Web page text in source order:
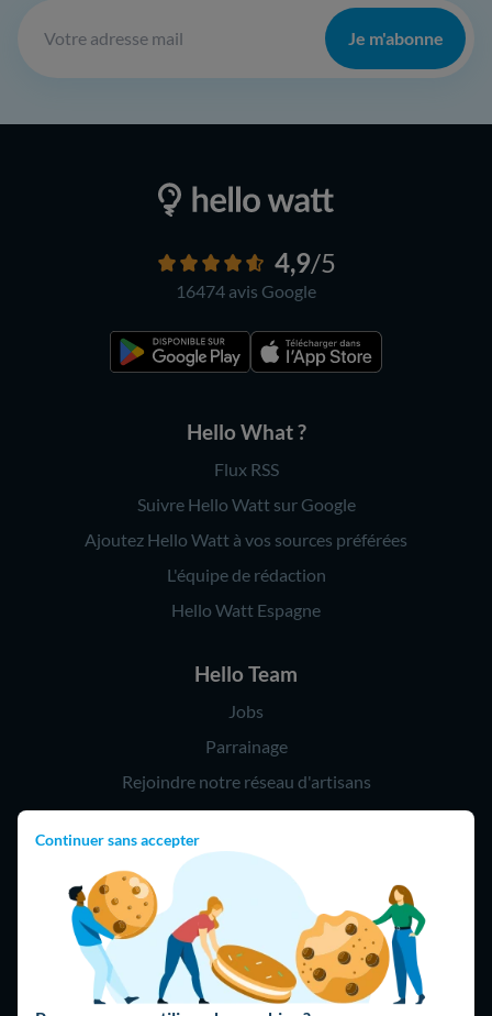
Continuer sans accepter
Je m'abonne
4,9/5
16474 avis Google
Hello What ?
Flux RSS
Suivre Hello Watt sur Google
Ajoutez Hello Watt à vos sources préférées
L'équipe de rédaction
Hello Watt Espagne
Hello Team
Jobs
Parrainage
Rejoindre notre réseau d'artisans
09 75 18 60 60
(8h-21h)
75018 Paris